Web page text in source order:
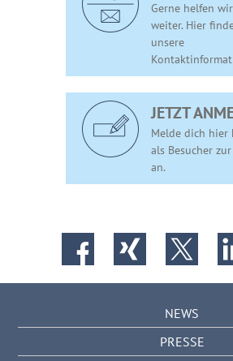
Gerne helfen
weiter. Hier
unsere
JETZT
Melde dich hier
als Besucher
an.
NEWS
PRESSE